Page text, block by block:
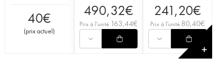
40€
(prix actuel)
490,32€
Prix à l'unité 163,44€
241,20€
Prix à l'unité 80,40€
✕